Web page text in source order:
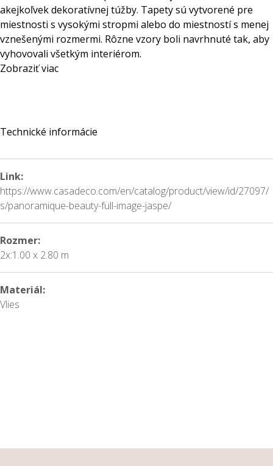
akejkoľvek dekoratívnej túžby. Tapety sú vytvorené pre
miestnosti s vysokými stropmi alebo do miestností s menej
vznešenými rozmermi. Rôzne vzory boli navrhnuté tak, aby
vyhovovali všetkým interiérom.
Zobraziť viac
Technické informácie
Link:
https://www.casadeco.com/en/catalog/product/view/id/27097/
s/panoramique-beauty-full-image-jaspe/
Rozmer:
2x:1.00 x 2.80 m
Materiál:
Vlies